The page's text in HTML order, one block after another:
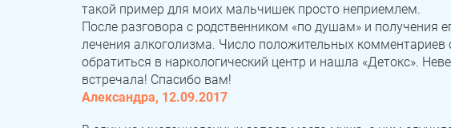
такой пример для моих мальчишек просто неприемлем.
После разговора с родственником «по душам» и получения
лечения алкоголизма. Число положительных
обратиться в наркологический центр и нашла «Детокс».
встречала! Спасибо вам!
Александра, 12.09.2017